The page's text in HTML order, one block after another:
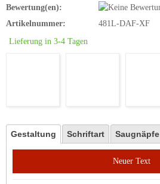
Bewertung(en):
Artikelnummer:
481L-DAF-XF
Lieferung in 3-4 Tagen
Gestaltung Schriftart Saugnäpfe
Neuer Text